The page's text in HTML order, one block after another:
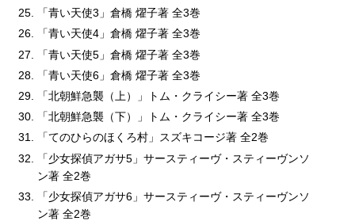
「青い天使3」倉橋 燿子著 全3巻
「青い天使4」倉橋 燿子著 全3巻
「青い天使5」倉橋 燿子著 全3巻
「青い天使6」倉橋 燿子著 全3巻
「北朝鮮急襲（上）」トム・クライシー著 全3巻
「北朝鮮急襲（下）」トム・クライシー著 全3巻
「てのひらのほくろ村」スズキコージ著 全2巻
「少女探偵アガサ5」サースティーヴ・スティーヴンソ
ン著 全2巻
「少女探偵アガサ6」サースティーヴ・スティーヴンソ
ン著 全2巻